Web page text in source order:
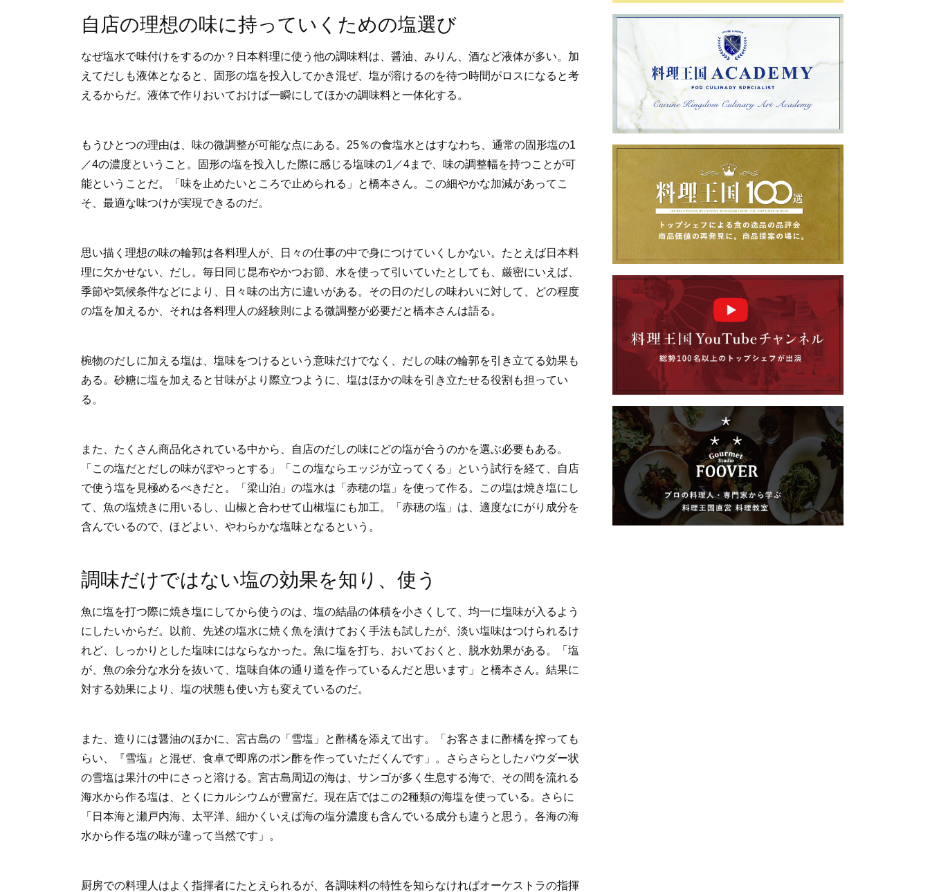
自店の理想の味に持っていくための塩選び
なぜ塩水で味付けをするのか？日本料理に使う他の調味料は、醤油、みりん、酒など液体が多い。加
えてだしも液体となると、固形の塩を投入してかき混ぜ、塩が溶けるのを待つ時間がロスになると考
えるからだ。液体で作りおいておけば一瞬にしてほかの調味料と一体化する。
もうひとつの理由は、味の微調整が可能な点にある。25％の食塩水とはすなわち、通常の固形塩の1
／4の濃度ということ。固形の塩を投入した際に感じる塩味の1／4まで、味の調整幅を持つことが可
能ということだ。「味を止めたいところで止められる」と橋本さん。この細やかな加減があってこ
そ、最適な味つけが実現できるのだ。
思い描く理想の味の輪郭は各料理人が、日々の仕事の中で身につけていくしかない。たとえば日本料
理に欠かせない、だし。毎日同じ昆布やかつお節、水を使って引いていたとしても、厳密にいえば、
季節や気候条件などにより、日々味の出方に違いがある。その日のだしの味わいに対して、どの程度
の塩を加えるか、それは各料理人の経験則による微調整が必要だと橋本さんは語る。
椀物のだしに加える塩は、塩味をつけるという意味だけでなく、だしの味の輪郭を引き立てる効果も
ある。砂糖に塩を加えると甘味がより際立つように、塩はほかの味を引き立たせる役割も担ってい
る。
また、たくさん商品化されている中から、自店のだしの味にどの塩が合うのかを選ぶ必要もある。
「この塩だとだしの味がぼやっとする」「この塩ならエッジが立ってくる」という試行を経て、自店
で使う塩を見極めるべきだと。「梁山泊」の塩水は「赤穂の塩」を使って作る。この塩は焼き塩にし
て、魚の塩焼きに用いるし、山椒と合わせて山椒塩にも加工。「赤穂の塩」は、適度なにがり成分を
含んでいるので、ほどよい、やわらかな塩味となるという。
調味だけではない塩の効果を知り、使う
魚に塩を打つ際に焼き塩にしてから使うのは、塩の結晶の体積を小さくして、均一に塩味が入るよう
にしたいからだ。以前、先述の塩水に焼く魚を漬けておく手法も試したが、淡い塩味はつけられるけ
れど、しっかりとした塩味にはならなかった。魚に塩を打ち、おいておくと、脱水効果がある。「塩
が、魚の余分な水分を抜いて、塩味自体の通り道を作っているんだと思います」と橋本さん。結果に
対する効果により、塩の状態も使い方も変えているのだ。
また、造りには醤油のほかに、宮古島の「雪塩」と酢橘を添えて出す。「お客さまに酢橘を搾っても
らい、『雪塩』と混ぜ、食卓で即席のポン酢を作っていただくんです」。さらさらとしたパウダー状
の雪塩は果汁の中にさっと溶ける。宮古島周辺の海は、サンゴが多く生息する海で、その間を流れる
海水から作る塩は、とくにカルシウムが豊富だ。現在店ではこの2種類の海塩を使っている。さらに
「日本海と瀬戸内海、太平洋、細かくいえば海の塩分濃度も含んでいる成分も違うと思う。各海の海
水から作る塩の味が違って当然です」。
厨房での料理人はよく指揮者にたとえられるが、各調味料の特性を知らなければオーケストラの指揮